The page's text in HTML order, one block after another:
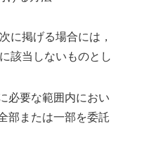
に掲げる場合には，
該当しないものとし
必要な範囲内におい
部または一部を委託